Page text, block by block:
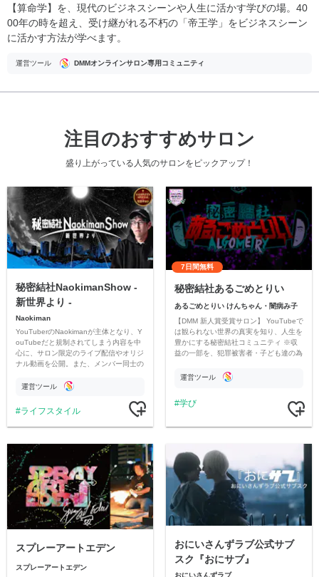
【算命学】を、現代のビジネスシーンや人生に活かす学びの場。40
00年の時を超え、受け継がれる不朽の「帝王学」をビジネスシーン
に活かす方法が学べます。
運営ツール DMMオンラインサロン専用コミュニティ
注目のおすすめサロン
盛り上がっている人気のサロンをピックアップ！
秘密結社NaokimanShow -
新世界より -
Naokiman
YouTuberのNaokimanが主体となり、Y
ouTubeだと規制されてしまう内容を中
心に、サロン限定のライブ配信やオリジ
ナル動画を公開。また、メンバー同士の
ただいています。
運営ツール
ライフスタイル
7日間無料
秘密結社あるごめとりい
あるごめとりい けんちゃん・闇病み子
【DMM 新人賞受賞サロン】 YouTubeで
は観られない世界の真実を知り、人生を
豊かにする秘密結社コミュニティ ※収
益の一部を、犯罪被害者・子ども達の為
す運営ツール
学び
スプレーアートエデン
スプレーアートエデン
おにいさんずラブ公式サブ
スク『おにサブ』
おにいさんずラブ